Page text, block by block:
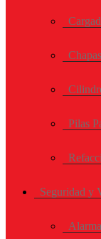
Pilas
Seguridad y